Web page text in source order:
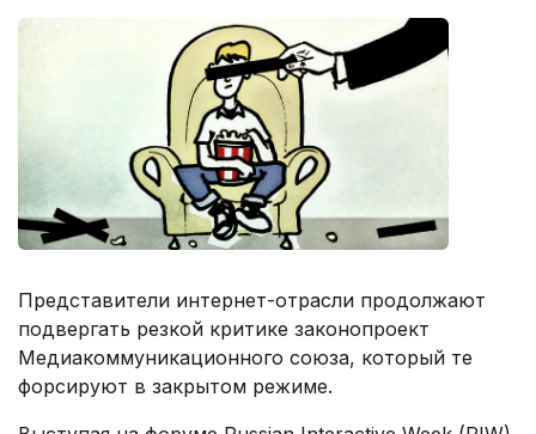
Представители интернет-отрасли продолжают
подвергать резкой критике законопроект
Медиакоммуникационного союза, который те
форсируют в закрытом режиме.